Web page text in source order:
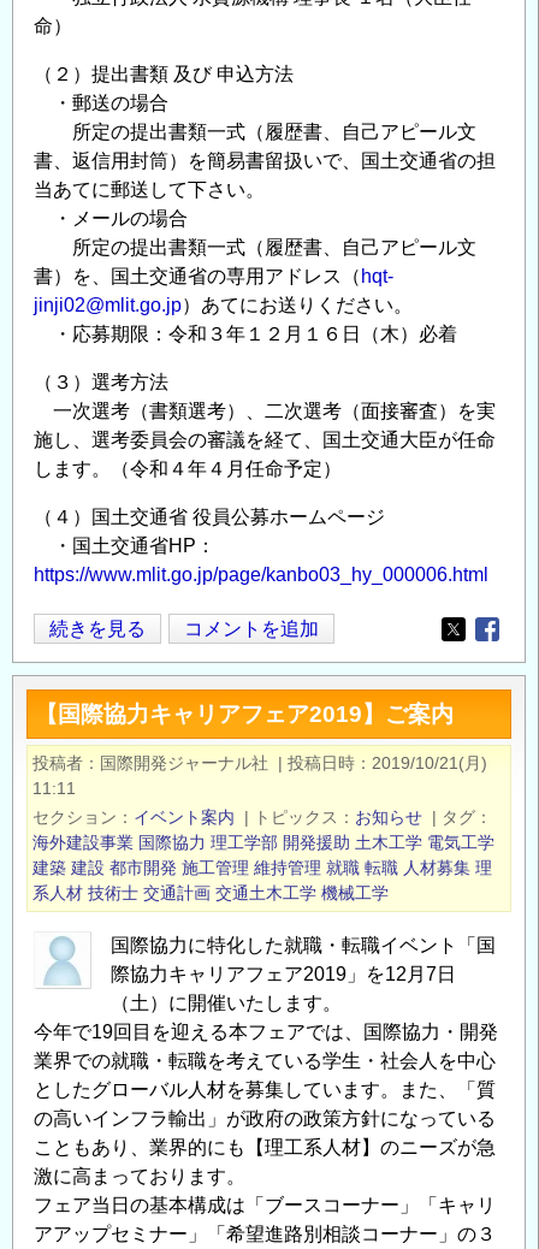
源
構）
命）
（２）提出書類 及び 申込方法
・郵送の場合
所定の提出書類一式（履歴書、自己アピール文
書、返信用封筒）を簡易書留扱いで、国土交通省の担
当あてに郵送して下さい。
・メールの場合
所定の提出書類一式（履歴書、自己アピール文
書）を、国土交通省の専用アドレス（ hqt-
jinji02@mlit.go.jp）あてにお送りください。
・応募期限：令和３年１２月１６日（木）必着
（３）選考方法
一次選考（書類選考）、二次選考（面接審査）を実
施し、選考委員会の審議を経て、国土交通大臣が任命
します。（令和４年４月任命予定）
（４）国土交通省 役員公募ホームページ
・国土交通省HP：
https://www.mlit.go.jp/page/kanbo03_hy_000006.html
独
立
行
政
法
人
役
員
の
公
に
つ
い
て
（土
木
研
究
所、
水
続きを見る コメントを追加
Opens in
【国際協力キャリアフェア2019】ご案内
投稿者 国際開発ジャーナル社 | 投稿日時
2019/10/21(月)
11:11
セクション
イベント案内 | トピックス お知らせ | タグ
海外建設事業 国際協力 理工学部 開発援助 土木工学 電気工学
建築 建設 都市開発 施工管理 維持管理 就職 転職 人材募集 理
系人材 技術士 交通計画 交通土木工学 機械工学
国際協力に特化した就職・転職イベント「国
際協力キャリアフェア2019」を12月7日
（土）に開催いたします。
今年で19回目を迎える本フェアでは、国際協力・開発
業界での就職・転職を考えている学生・社会人を中心
としたグローバル人材を募集しています。また、「質
の高いインフラ輸出」が政府の政策方針になっている
こともあり、業界的にも【理工系人材】のニーズが急
激に高まっております。
フェア当日の基本構成は「ブースコーナー」「キャリ
アアップセミナー」「希望進路別相談コーナー」の３